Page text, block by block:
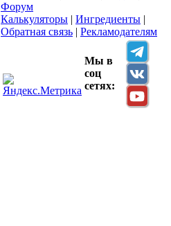
Форум
Калькуляторы | Ингредиенты |
Обратная связь | Рекламодателям
Мы в
соц
сетях: